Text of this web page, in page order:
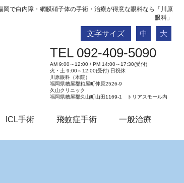
岡で白内障・網膜硝子体の手術・治療が得意な眼科なら「川原
眼科」
文字サイズ 中 大
TEL 092-409-5090
AM 9:00～12:00 / PM 14:00～17:30(受付)
火・土 9:00～12:00(受付) 日祝休
川原眼科（本院）
福岡県糟屋郡粕屋町仲原2526-9
久山クリニック
福岡県糟屋郡久山町山田1169-1 トリアスモール内
ICL手術 飛蚊症手術 一般治療